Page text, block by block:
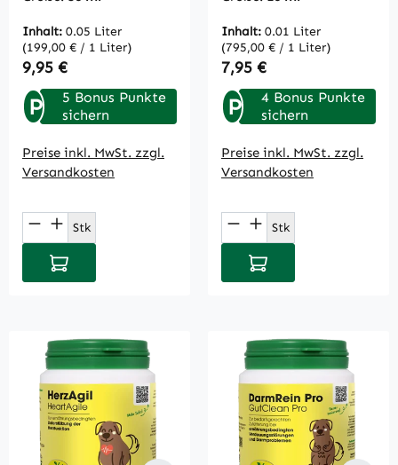
50 ml
Inhalt: 0.05 Liter
(199,00 € / 1 Liter)
Regulärer Preis:
9,95 €
P
5 Bonus Punkte
sichern
Preise inkl. MwSt. zzgl.
Versandkosten
Produkt Anzahl: Gib den gewünschten
Stk
In den Warenkorb
Inhalt: 0.01 Liter
(795,00 € / 1 Liter)
Regulärer Preis:
7,95 €
P
4 Bonus Punkte
sichern
Preise inkl. MwSt. zzgl.
Versandkosten
Produkt Anzahl:
Stk
In den Warenkorb